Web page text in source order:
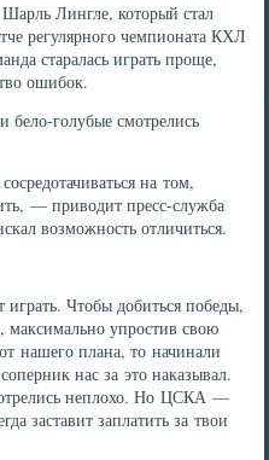
Лингле, который стал
регулярного чемпионата КХЛ
старалась играть проще,
ошибок.
бело-голубые смотрелись
на том,
— приводит пресс-служба
возможность отличиться.
Чтобы добиться победы,
упростив свою
нашего плана, то начинали
нас за это наказывал.
неплохо. Но ЦСКА —
заставит заплатить за твои